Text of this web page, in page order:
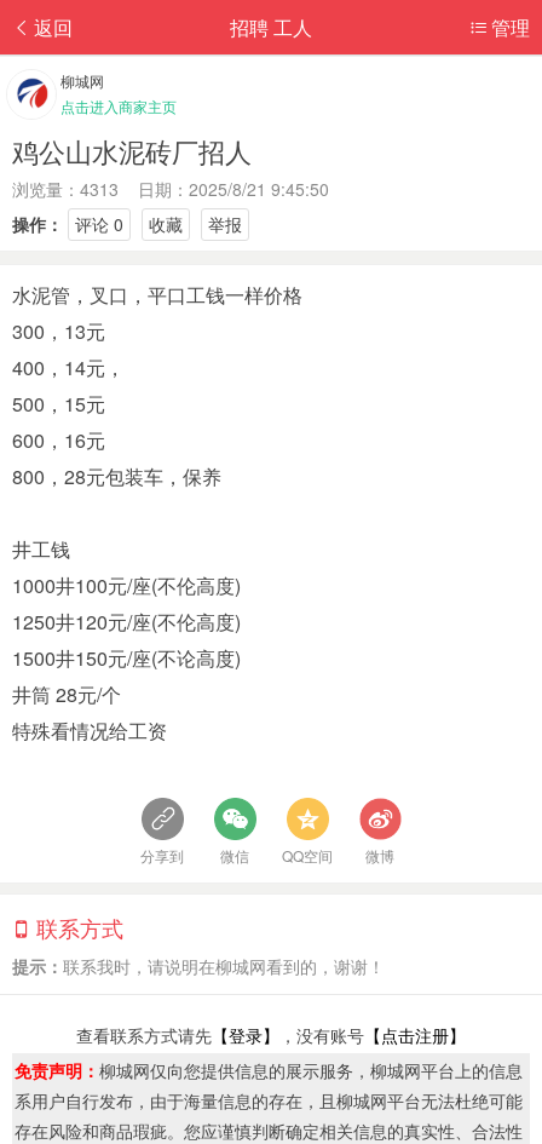
返回 管理
招聘 工人
柳城网
点击进入商家主页
鸡公山水泥砖厂招人
浏览量：4313 日期：2025/8/21 9:45:50
操作：
评论 0 收藏 举报
水泥管，叉口，平口工钱一样价格
300，13元
400，14元，
500，15元
600，16元
800，28元包装车，保养
井工钱
1000井100元/座(不伦高度)
1250井120元/座(不伦高度)
1500井150元/座(不论高度)
井筒 28元/个
特殊看情况给工资
分享到 微信 QQ空间 微博
联系方式
提示： 联系我时，请说明在柳城网看到的，谢谢！
查看联系方式请先 【登录】 ，没有账号 【点击注册】
免责声明： 柳城网仅向您提供信息的展示服务，柳城网平台上的信息
系用户自行发布，由于海量信息的存在，且柳城网平台无法杜绝可能
存在风险和商品瑕疵。您应谨慎判断确定相关信息的真实性、合法性